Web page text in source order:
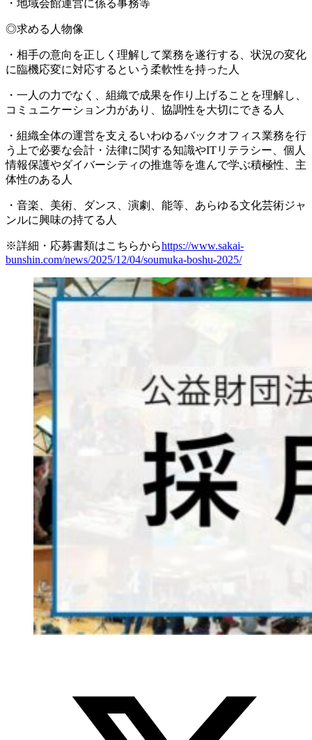
・地域会館運営に係る事務等
◎求める人物像
・相手の意向を正しく理解して業務を遂行する、状況の変化
に臨機応変に対応するという柔軟性を持った人
・一人の力でなく、組織で成果を作り上げることを理解し、
コミュニケーション力があり、協調性を大切にできる人
・組織全体の運営を支えるいわゆるバックオフィス業務を行
う上で必要な会計・法律に関する知識やITリテラシー、個人
情報保護やダイバーシティの推進等を進んで学ぶ積極性、主
体性のある人
・音楽、美術、ダンス、演劇、能等、あらゆる文化芸術ジャ
ンルに興味の持てる人
※詳細・応募書類はこちらからhttps://www.sakai-
bunshin.com/news/2025/12/04/soumuka-boshu-2025/